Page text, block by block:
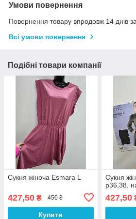
Умови повернення
Повернення товару впродовж 14 днів
Всі умови повернення
Подібні товари компанії
Сукня жіноча Esmara L
427,50 ₴ 450 ₴
Купити
Сукня
р36,38,
427,50